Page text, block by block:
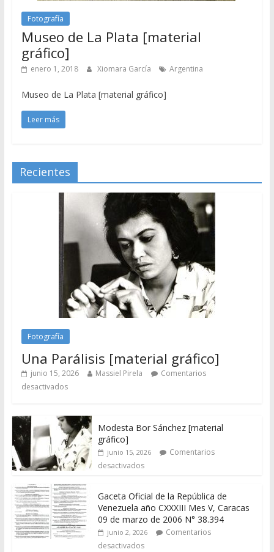
Fotografía
Museo de La Plata [material
gráfico]
enero 1, 2018 Xiomara García Argentina
Museo de La Plata [material gráfico]
Leer más
Recientes
Fotografía
Una Parálisis [material gráfico]
junio 15, 2026 Massiel Pirela
Comentarios
desactivados
Modesta Bor Sánchez [material
gráfico]
junio 15, 2026
Comentarios
desactivados
Gaceta Oficial de la República de
Venezuela año CXXXIII Mes V, Caracas
09 de marzo de 2006 N° 38.394
junio 2, 2026
Comentarios
desactivados